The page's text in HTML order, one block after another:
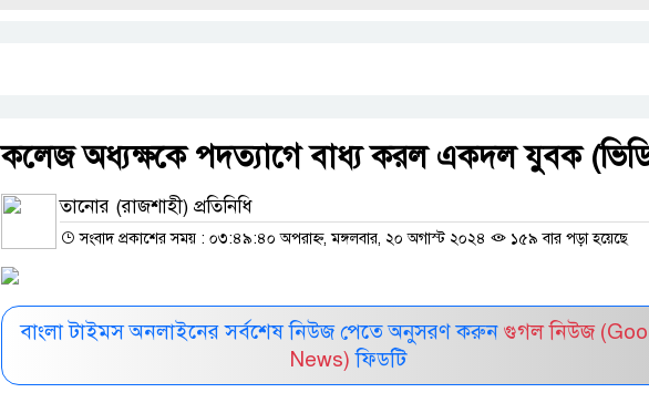
কলেজ অধ্যক্ষকে পদত্যাগে বাধ্য করল একদল যুবক
তানোর (রাজশাহী) প্রতিনিধি
সংবাদ প্রকাশের সময় : ০৩:৪৯:৪০ অপরাহ্ন, মঙ্গলবার, ২০ অগাস্ট ২০২৪ ১৫৯ বার পড়া হয়েছে
বাংলা টাইমস অনলাইনের সর্বশেষ নিউজ পেতে অনুসরণ করুন গুগল নিউজ
News) ফিডটি